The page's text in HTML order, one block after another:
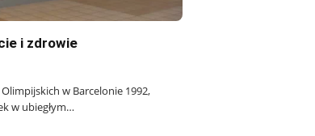
i zdrowie
w Barcelonie 1992,
w ubiegłym…